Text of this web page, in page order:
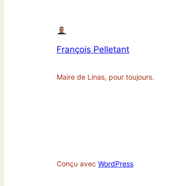
François Pelletant
Maire de Linas, pour toujours.
Conçu avec WordPress